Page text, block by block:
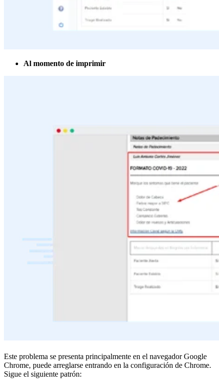
Al momento de imprimir
Este problema se presenta principalmente en el navegador Google
Chrome, puede arreglarse entrando en la configuración de Chrome.
Sigue el siguiente patrón: